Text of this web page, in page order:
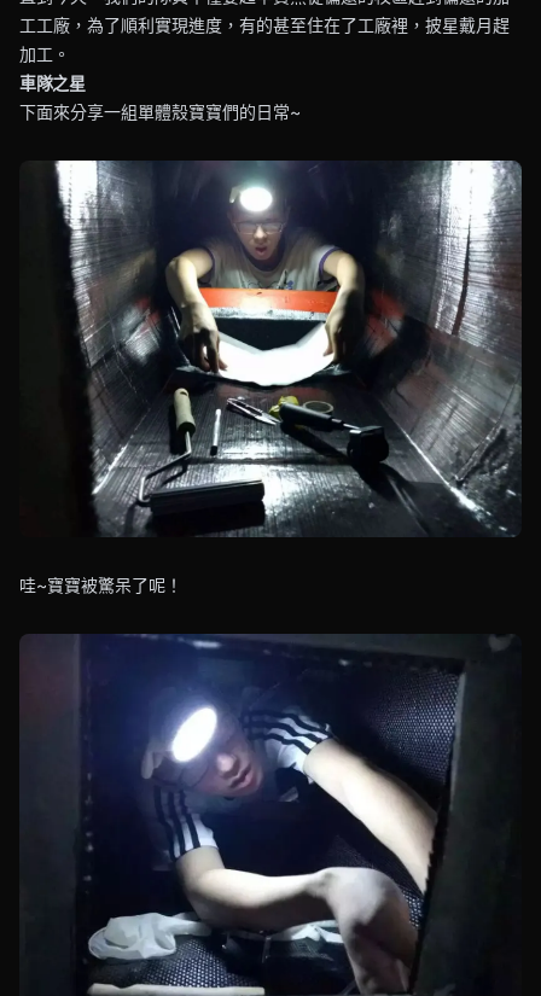
工工廠，為了順利實現進度，有的甚至住在了工廠裡，披星戴月趕
加工。
車隊之星
下面來分享一組單體殼寶寶們的日常~
哇~寶寶被驚呆了呢！